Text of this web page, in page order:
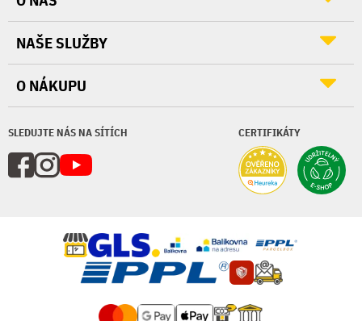
SLEDUJTE NÁS NA SÍTÍCH CERTIFIKÁTY
NAŠE SLUŽBY
O NÁKUPU